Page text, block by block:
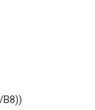
B8))